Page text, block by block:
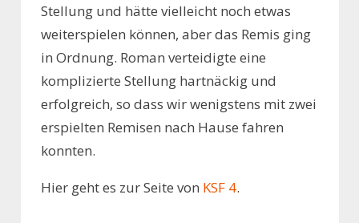
Stellung und hätte vielleicht noch etwas
weiterspielen können, aber das Remis ging
in Ordnung. Roman verteidigte eine
komplizierte Stellung hartnäckig und
erfolgreich, so dass wir wenigstens mit zwei
erspielten Remisen nach Hause fahren
konnten.
Hier geht es zur Seite von KSF 4.